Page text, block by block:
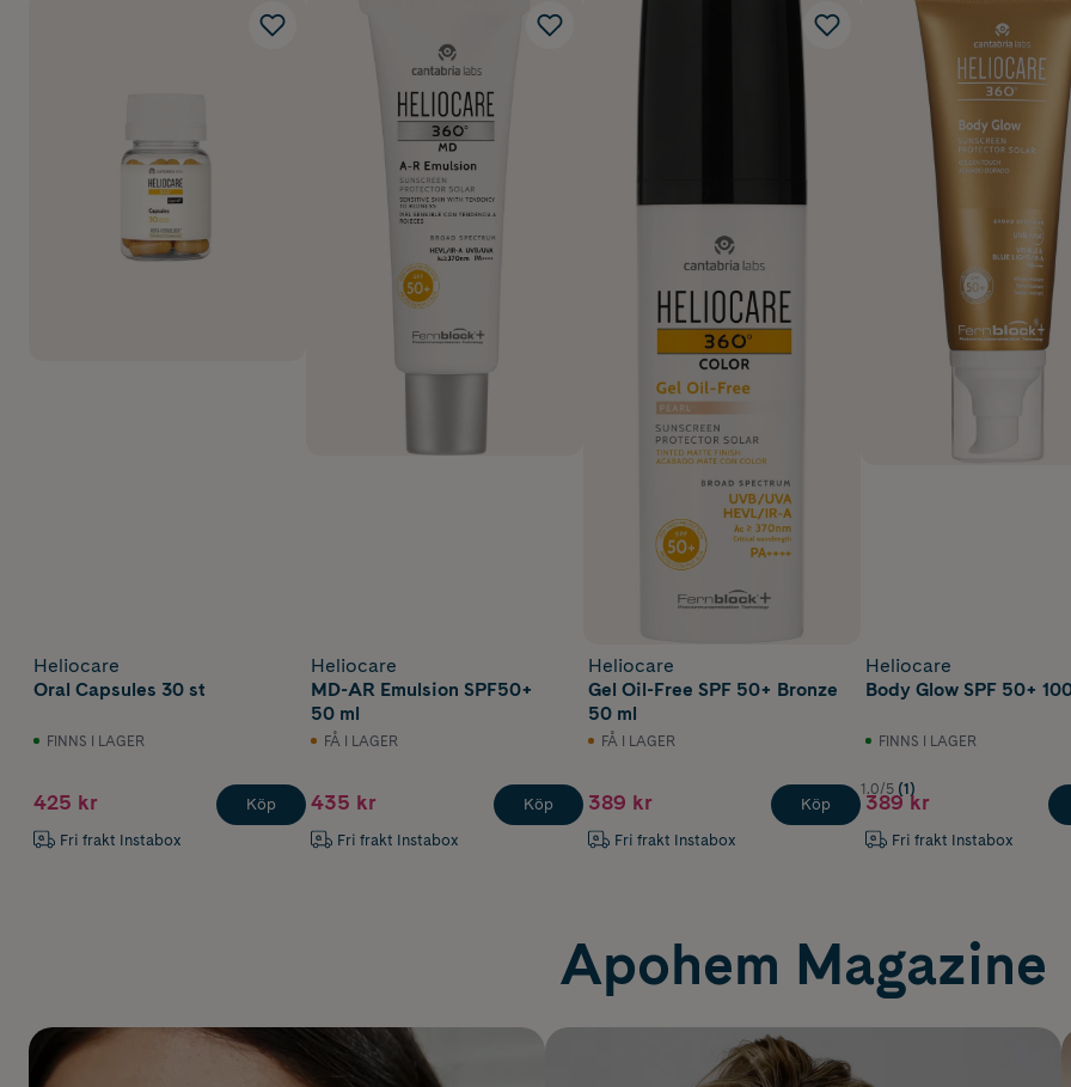
Heliocare
Oral Capsules 30 st
FINNS I LAGER
425 kr
Fri frakt Instabox
Köp
Heliocare
MD-AR Emulsion SPF50+
50 ml
FÅ I LAGER
435 kr
Fri frakt Instabox
Köp
Heliocare
Gel Oil-Free SPF 50+ Bronze
50 ml
FÅ I LAGER
389 kr
Fri frakt Instabox
Köp
Heliocare
Body Glow SPF 50+
FINNS I LAGER
1.0/5 (1)
389 kr
Fri frakt Instabox
Apohem Magazine